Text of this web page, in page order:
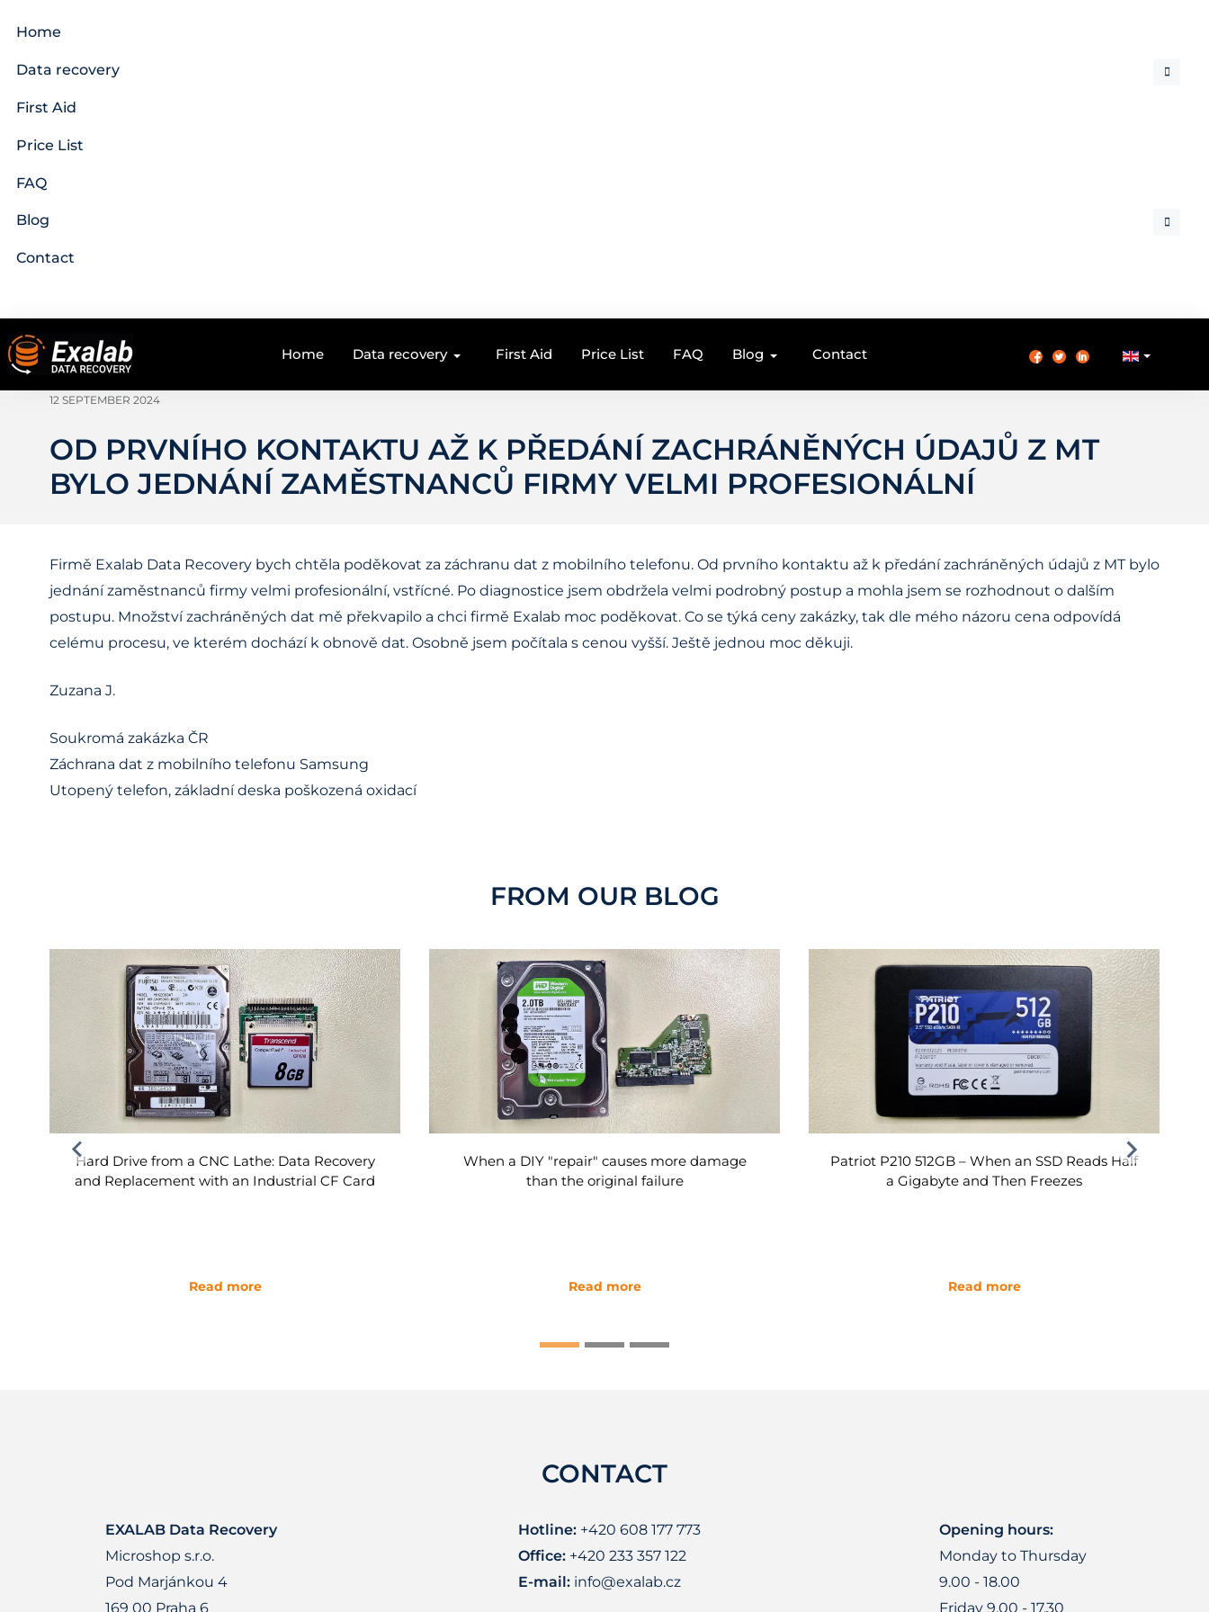
Home
Data recovery
First Aid
Price List
FAQ
Blog
Contact
Home Data recovery First Aid Price List FAQ Blog Contact
12 SEPTEMBER 2024
OD PRVNÍHO KONTAKTU AŽ K PŘEDÁNÍ ZACHRÁNĚNÝCH ÚDAJŮ Z MT
BYLO JEDNÁNÍ ZAMĚSTNANCŮ FIRMY VELMI PROFESIONÁLNÍ
Firmě Exalab Data Recovery bych chtěla poděkovat za záchranu dat z mobilního telefonu. Od prvního kontaktu až k předání zachráněných údajů z MT bylo
jednání zaměstnanců firmy velmi profesionální, vstřícné. Po diagnostice jsem obdržela velmi podrobný postup a mohla jsem se rozhodnout o dalším
postupu. Množství zachráněných dat mě překvapilo a chci firmě Exalab moc poděkovat. Co se týká ceny zakázky, tak dle mého názoru cena odpovídá
celému procesu, ve kterém dochází k obnově dat. Osobně jsem počítala s cenou vyšší. Ještě jednou moc děkuji.
Zuzana J.
Soukromá zakázka ČR
Záchrana dat z mobilního telefonu Samsung
Utopený telefon, základní deska poškozená oxidací
FROM OUR BLOG
Hard Drive from a CNC Lathe: Data Recovery
and Replacement with an Industrial CF Card
Read more
When a DIY "repair" causes more damage
than the original failure
Read more
Patriot P210 512GB – When an SSD Reads Half
a Gigabyte and Then Freezes
Read more
CONTACT
EXALAB Data Recovery
Microshop s.r.o.
Pod Marjánkou 4
169 00 Praha 6
Opening hours:
Monday to Thursday
9.00 - 18.00
Friday 9.00 - 17.30
Hotline: +420 608 177 773
Office: +420 233 357 122
E-mail: info@exalab.cz